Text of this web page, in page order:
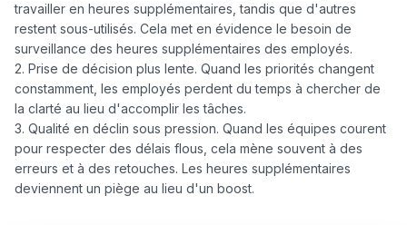
travailler en heures supplémentaires, tandis que d'autres
restent sous-utilisés. Cela met en évidence le besoin de
surveillance des heures supplémentaires des employés.
2. Prise de décision plus lente. Quand les priorités changent
constamment, les employés perdent du temps à chercher de
la clarté au lieu d'accomplir les tâches.
3. Qualité en déclin sous pression. Quand les équipes courent
pour respecter des délais flous, cela mène souvent à des
erreurs et à des retouches. Les heures supplémentaires